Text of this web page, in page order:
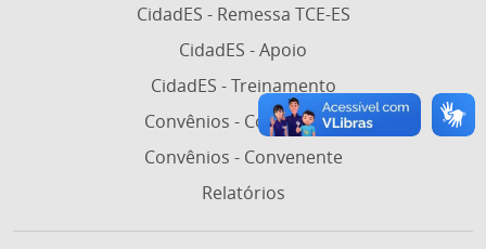
CidadES - Remessa TCE-ES
CidadES - Apoio
CidadES - Treinamento
Convênios - Concedente
Convênios - Convenente
Relatórios